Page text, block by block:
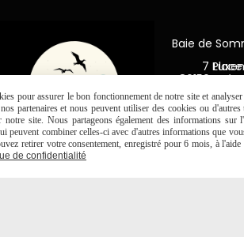
Baie de
7 Place
80150
 03
pour assurer le bon fonctionnement de notre site et
partenaires et nous peuvent utiliser des cookies ou
site. Nous partageons également des informations
peuvent combiner celles-ci avec d'autres informations que
retirer votre consentement, enregistré pour 6 mois, à
de confidentialité